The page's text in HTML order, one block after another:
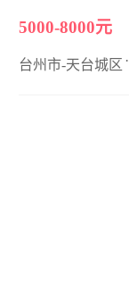
5000-8000元
台州市-天台城区 ·